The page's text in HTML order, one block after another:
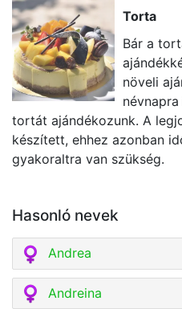
Torta
Bár a
növeli
tortát ajándékozunk. A
készített, ehhez azonban
gyakoraltra van szükség.
Hasonló nevek
Andrea
Andreina